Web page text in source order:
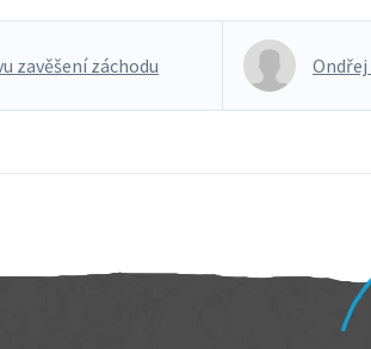
zavěšení záchodu Ondřej